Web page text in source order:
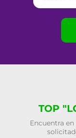
TOP
Encuentra